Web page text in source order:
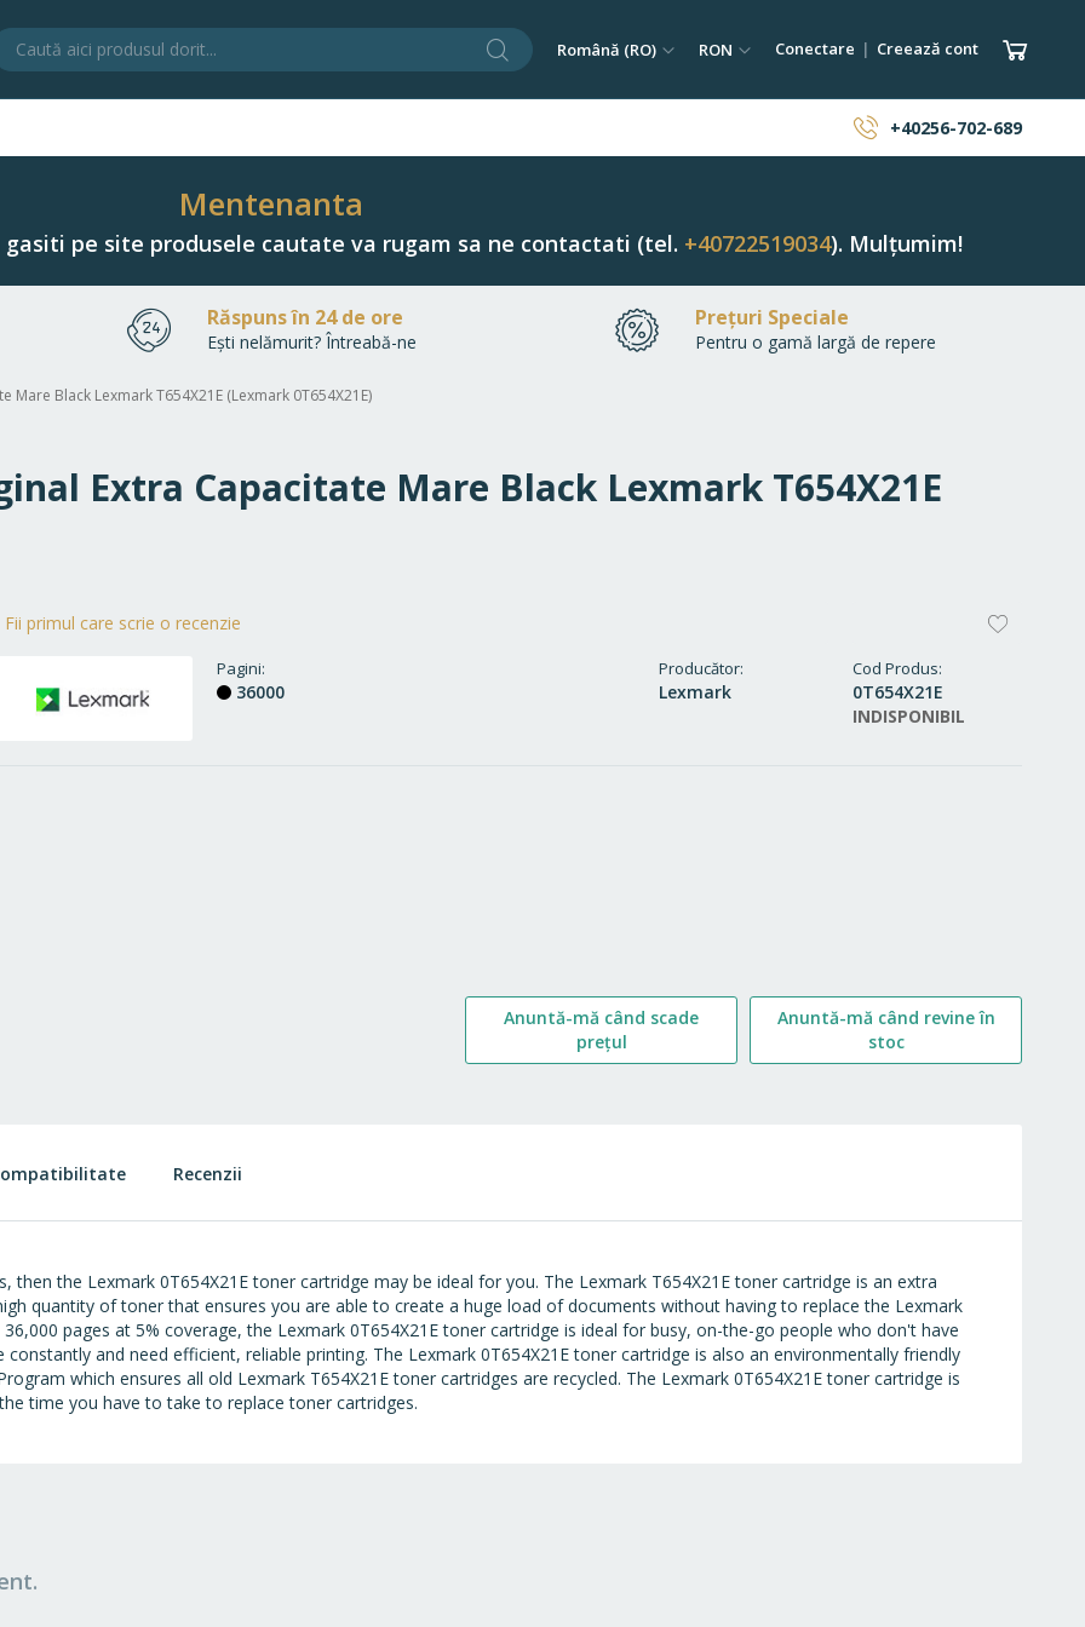
CăutareLimba
Română (RO) Monedă
RON Conectare Creează cont Coșul
+40256-702-689
Mentenanta
pe site produsele cautate va rugam sa ne contactati (tel. +40722519034). Mulțumim!
Răspuns în 24 de ore
Ești nelămurit? Întreabă-ne
Prețuri Speciale
Pentru o gamă largă de repere
Black Lexmark T654X21E (Lexmark 0T654X21E)
Extra Capacitate Mare Black Lexmark T654X21E
Producător
Lexmark
Cod Produs
0T654X21E
INDISPONIBIL
Fii primul care scrie o recenzie
Pagini
36000
Anuntă-mă când scade
prețul
Anuntă-mă când revine în
stoc
the Lexmark 0T654X21E toner cartridge may be ideal for you. The Lexmark T654X21E toner cartridge is an extra
quantity of toner that ensures you are able to create a huge load of documents without having to replace the Lexmark
pages at 5% coverage, the Lexmark 0T654X21E toner cartridge is ideal for busy, on-the-go people who don't have
and need efficient, reliable printing. The Lexmark 0T654X21E toner cartridge is also an environmentally friendly
which ensures all old Lexmark T654X21E toner cartridges are recycled. The Lexmark 0T654X21E toner cartridge is
time you have to take to replace toner cartridges.
Recenzii